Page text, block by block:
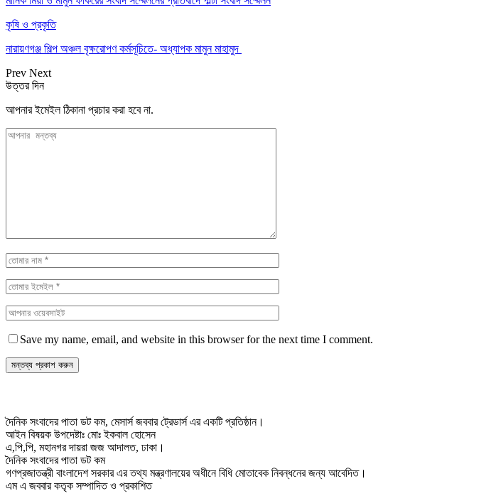
কৃষি ও প্রকৃতি
নারায়ণগঞ্জ শিল্প অঞ্চল বৃক্ষরোপণ কর্মসূচিতে- অধ্যাপক মামুন মাহামুদ
Prev Next
উত্তর দিন
আপনার ইমেইল ঠিকানা প্রচার করা হবে না.
Save my name, email, and website in this browser for the next time I comment.
দৈনিক সংবাদের পাতা ডট কম, মেসার্স জববার ট্রেডার্স এর একটি প্রতিষ্ঠান।
আইন বিষয়ক উপদেষ্টাঃ মোঃ ইকবাল হোসেন
এ,পি,পি, মহানগর দায়রা জজ আদালত, ঢাকা।
দৈনিক সংবাদের পাতা ডট কম
গণপ্রজাতন্ত্রী বাংলাদেশ সরকার এর তথ্য মন্ত্রণালয়ের অধীনে বিধি মোতাবেক নিবন্ধনের জন্য আবেদিত।
এম এ জববার কতৃক সম্পাদিত ও প্রকাশিত